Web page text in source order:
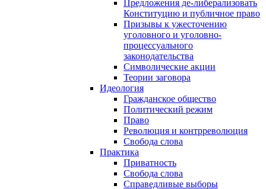
Предложения де-либерализовать
Конституцию и публичное право
Призывы к ужесточению
уголовного и уголовно-
процессуального
законодательства
Символические акции
Теории заговора
Идеология
Гражданское общество
Политический режим
Право
Революция и контрреволюция
Свобода слова
Практика
Приватность
Свобода слова
Справедливые выборы